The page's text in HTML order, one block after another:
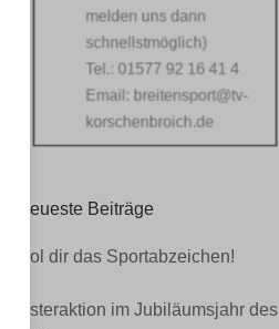
melden uns dann
schnellstmöglich)
Tel.: 01577 92 16 41 4
breitensport@tv-
Neueste Beiträge
Hol dir das Sportabzeichen!
Osteraktion im Jubiläumsjahr des